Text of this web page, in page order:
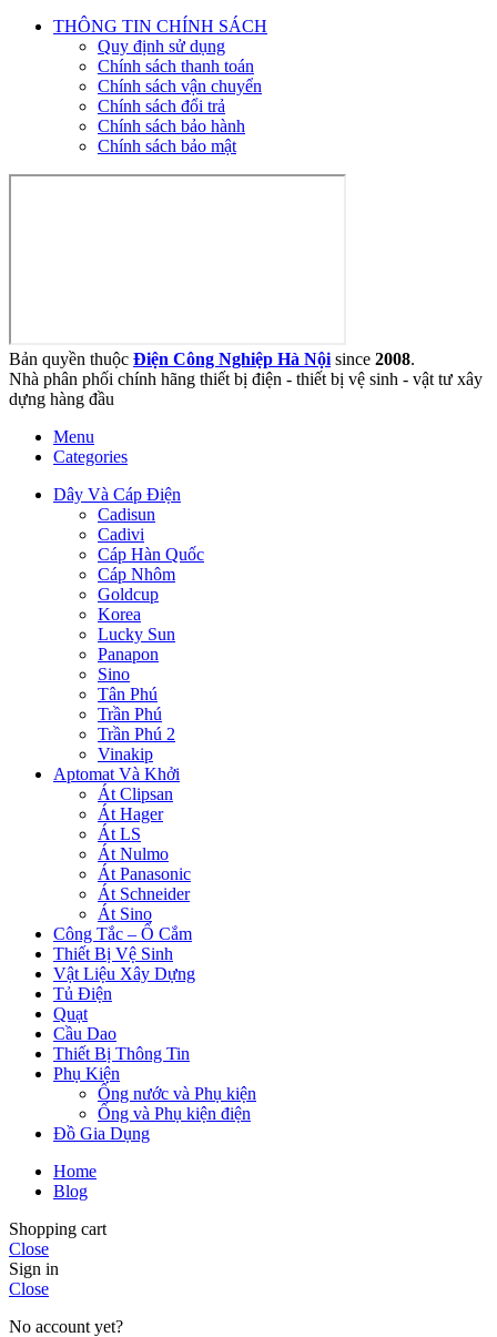
THÔNG TIN CHÍNH SÁCH
Quy định sử dụng
Chính sách thanh toán
Chính sách vận chuyển
Chính sách đổi trả
Chính sách bảo hành
Chính sách bảo mật
Bản quyền thuộc Điện Công Nghiệp Hà Nội since 2008.
Nhà phân phối chính hãng thiết bị điện - thiết bị vệ sinh - vật tư xây
dựng hàng đầu
Menu
Categories
Dây Và Cáp Điện
Cadisun
Cadivi
Cáp Hàn Quốc
Cáp Nhôm
Goldcup
Korea
Lucky Sun
Panapon
Sino
Tân Phú
Trần Phú
Trần Phú 2
Vinakip
Aptomat Và Khởi
Át Clipsan
Át Hager
Át LS
Át Nulmo
Át Panasonic
Át Schneider
Át Sino
Công Tắc – Ổ Cắm
Thiết Bị Vệ Sinh
Vật Liệu Xây Dựng
Tủ Điện
Quạt
Cầu Dao
Thiết Bị Thông Tin
Phụ Kiện
Ống nước và Phụ kiện
Ống và Phụ kiện điện
Đồ Gia Dụng
Home
Blog
Shopping cart
Close
Sign in
Close
No account yet?